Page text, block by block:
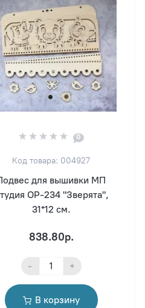
0
Код товара: 004927
для вышивки МП
ОР-234 "Зверята",
31*12 см.
838.80р.
- +
В корзину